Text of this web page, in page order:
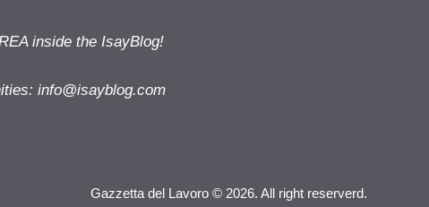
inside the IsayBlog!
info@isayblog.com
Gazzetta del Lavoro © 2026. All right reserverd.